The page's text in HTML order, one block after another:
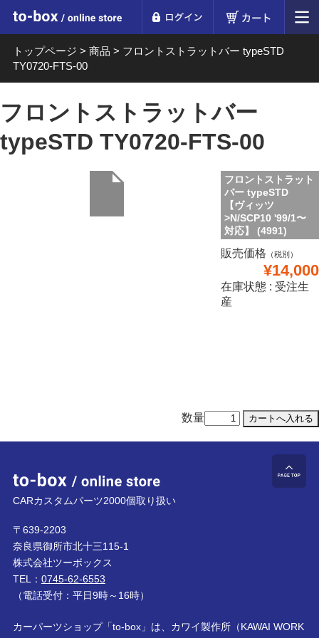
to-box online store
トップページ > 商品 > フロントストラットバー typeSTD
TY0720-FTS-00
フロントストラットバー
typeSTD TY0720-FTS-00
フロントストラット
バー typeSTD
【ヴィッツ
>N/SCP10 '99/1〜
対応】 (4991)
販売価格 （税別）
¥14,000
在庫状態 : 受注生
産
数量
to-box online store
CARカスタムパーツ2000個取り扱い
〒639-2203
奈良県御所市北十三115-1
株式会社ツーボックス
TEL： 0745-62-6553
（電話受付：平日9時～16時）
カーパーツショップ「to-box」は、カワイ製作所（KAWAI WORK